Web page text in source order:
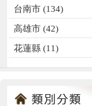
台南市 (134)
高雄市 (42)
花蓮縣 (11)